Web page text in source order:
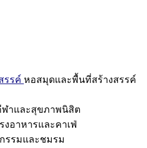
รรค์ หอสมุดและพื้นที่สร้างสรรค์
ฬาและสุขภาพนิสิต
งอาหารและคาเฟ่
รรมและชมรม